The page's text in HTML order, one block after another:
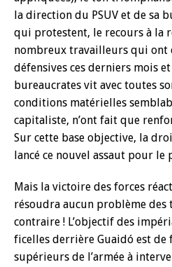
la direction du PSUV et de sa
qui protestent, le recours à la
nombreux travailleurs qui ont
défensives ces derniers mois
bureaucrates vit avec toutes
conditions matérielles
capitaliste, n’ont fait que
Sur cette base objective, la
lancé ce nouvel assaut pour le
Mais la victoire des forces
résoudra aucun problème des
contraire ! L’objectif des
ficelles derrière Guaidó est de
supérieurs de l’armée à